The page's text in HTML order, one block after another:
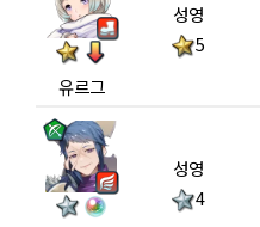
유르그
성영
5
성영
4